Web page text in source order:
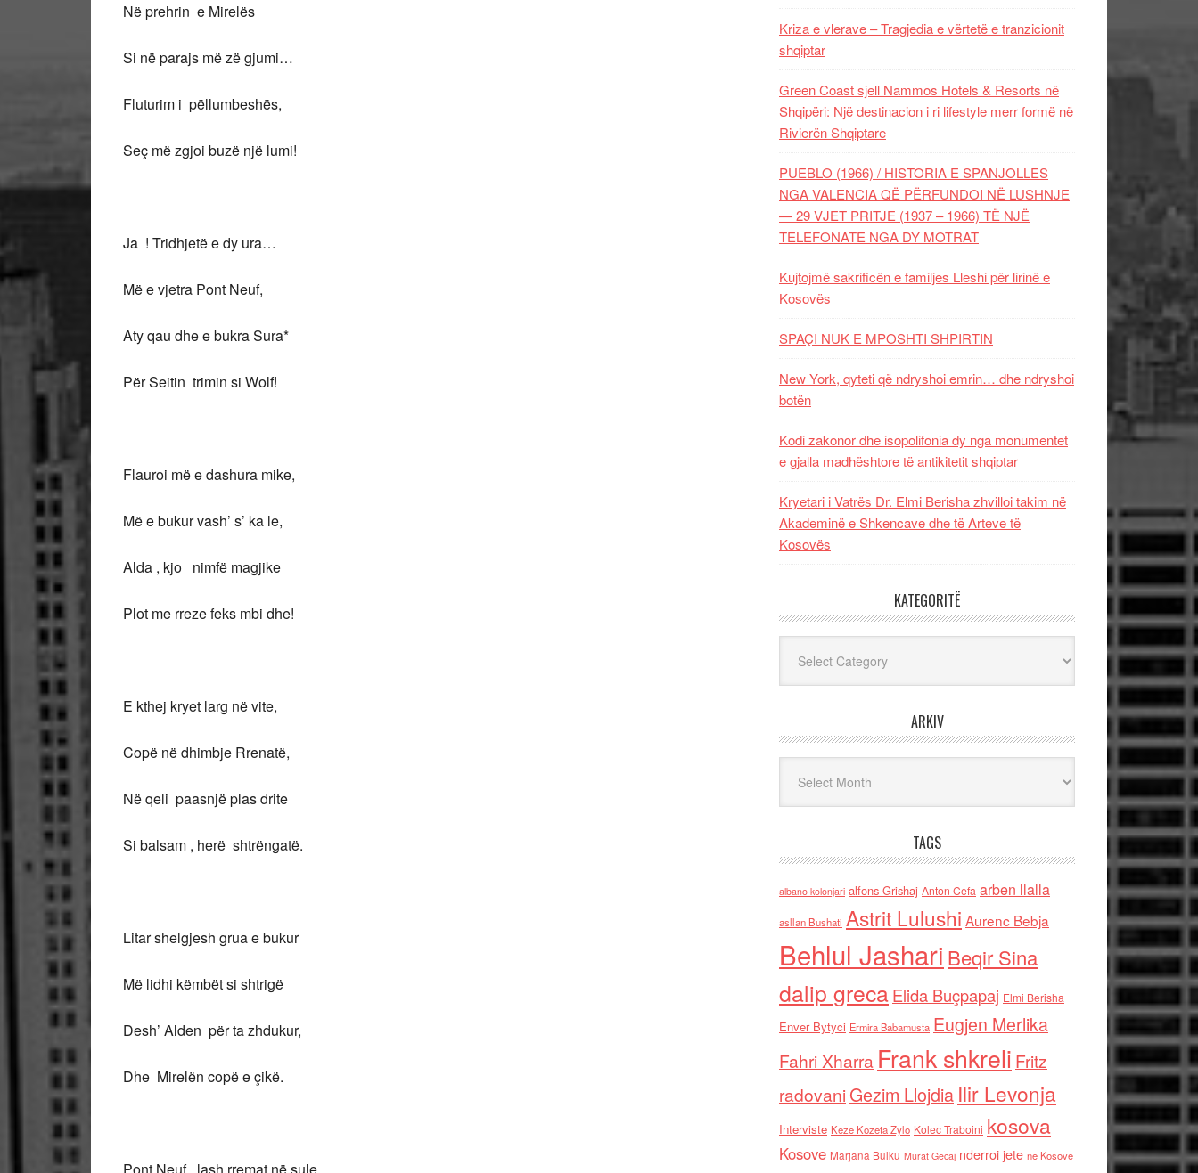
Në prehrin e Mirelës
Si në parajs më zë gjumi…
Fluturim i pëllumbeshës,
Seç më zgjoi buzë një lumi!
Ja ! Tridhjetë e dy ura…
Më e vjetra Pont Neuf,
Aty qau dhe e bukra Sura*
Për Seitin trimin si Wolf!
Flauroi më e dashura mike,
Më e bukur vash’ s’ ka le,
Alda , kjo nimfë magjike
Plot me rreze feks mbi dhe!
E kthej kryet larg në vite,
Copë në dhimbje Rrenatë,
Në qeli paasnjë plas drite
Si balsam , herë shtrëngatë.
Litar shelgjesh grua e bukur
Më lidhi këmbët si shtrigë
Desh’ Alden për ta zhdukur,
Dhe Mirelën copë e çikë.
Kriza e vlerave – Tragjedia e vërtetë e tranzicionit
shqiptar
Green Coast sjell Nammos Hotels & Resorts në
Shqipëri: Një destinacion i ri lifestyle merr formë në
Rivierën Shqiptare
PUEBLO (1966) / HISTORIA E SPANJOLLES
NGA VALENCIA QË PËRFUNDOI NË LUSHNJE
— 29 VJET PRITJE (1937 – 1966) TË NJË
TELEFONATE NGA DY MOTRAT
Kujtojmë sakrificën e familjes Lleshi për lirinë e
Kosovës
SPAÇI NUK E MPOSHTI SHPIRTIN
New York, qyteti që ndryshoi emrin… dhe ndryshoi
botën
Kodi zakonor dhe isopolifonia dy nga monumentet
e gjalla madhështore të antikitetit shqiptar
Kryetari i Vatrës Dr. Elmi Berisha zhvilloi takim në
Akademinë e Shkencave dhe të Arteve të
Kosovës
KATEGORITË
ARKIV
TAGS
albano kolonjari alfons Grishaj Anton Cefa arben llalla
asllan Bushati Astrit Lulushi Aurenc Bebja
Behlul Jashari Beqir Sina
dalip grecaElida Buçpapaj Elmi Berisha
Enver Bytyci Ermira Babamusta Eugjen Merlika
Fahri Xharra Frank shkreli Fritz
radovaniGezim Llojdia Ilir Levonja
Interviste Keze Kozeta Zylo Kolec Traboini kosova
Kosove Marjana Bulku Murat Gecaj nderroi jete ne Kosove